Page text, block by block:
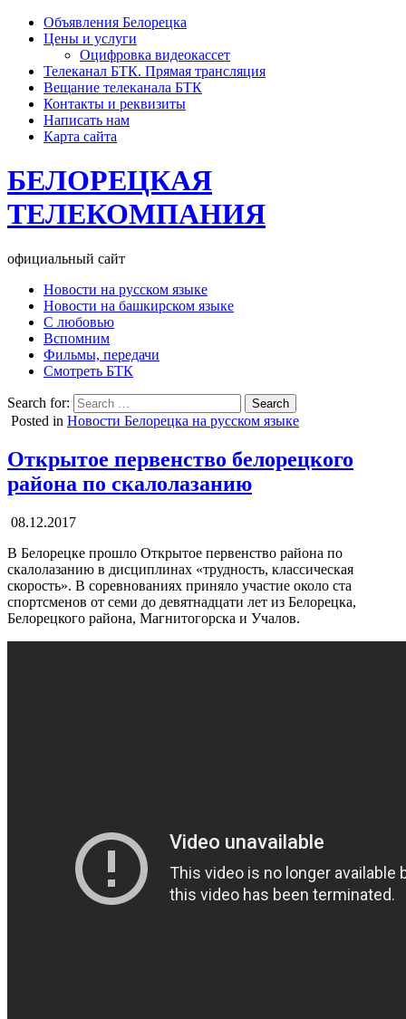
Объявления Белорецка
Цены и услуги
Оцифровка видеокассет
Телеканал БТК. Прямая трансляция
Вещание телеканала БТК
Контакты и реквизиты
Написать нам
Карта сайта
БЕЛОРЕЦКАЯ
ТЕЛЕКОМПАНИЯ
официальный сайт
Новости на русском языке
Новости на башкирском языке
С любовью
Вспомним
Фильмы, передачи
Смотреть БТК
Search for:
Posted in Новости Белорецка на русском языке
Открытое первенство белорецкого
района по скалолазанию
08.12.2017
В Белорецке прошло Открытое первенство района по
скалолазанию в дисциплинах «трудность, классическая
скорость». В соревнованиях приняло участие около ста
спортсменов от семи до девятнадцати лет из Белорецка,
Белорецкого района, Магнитогорска и Учалов.